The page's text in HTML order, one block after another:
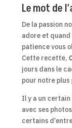
Le mot de
De la passion
adore et quand
patience vous
Cette recette,
jours dans le
pour notre plus
Il y a un certain
avec ses photos
certains